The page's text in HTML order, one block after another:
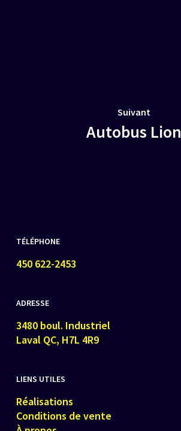
Suivant
Autobus Lion
TÉLÉPHONE
450 622-2453
ADRESSE
3480 boul. Industriel
Laval QC, H7L 4R9
LIENS UTILES
Réalisations
Conditions de vente